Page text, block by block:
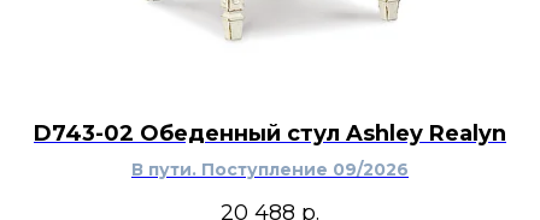
D743-02 Обеденный стул Ashley Realyn
В пути. Поступление 09/2026
20 488 р.